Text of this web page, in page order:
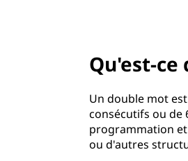
Qu'est-ce
Un double mot
consécutifs ou de
programmation
ou d'autres